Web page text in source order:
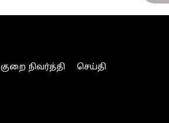
குறை நிவர்த்தி
செய்தி